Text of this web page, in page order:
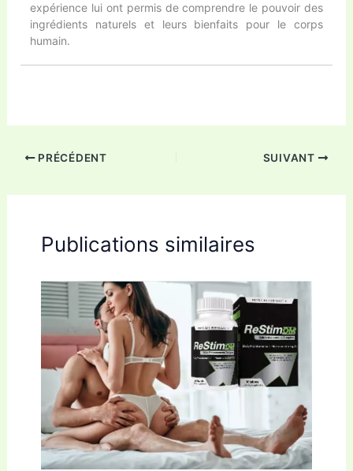
expérience lui ont permis de comprendre le pouvoir des
ingrédients naturels et leurs bienfaits pour le corps
humain.
PRÉCÉDENT SUIVANT
Publications similaires